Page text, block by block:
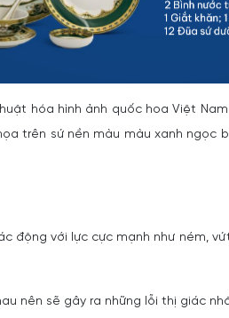
hóa hình ảnh quốc hoa Việt
trên sứ nền màu màu xanh ngọc
động với lực cực mạnh như ném,
nên sẽ gây ra những lỗi thị giác